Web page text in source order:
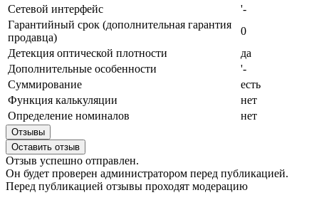
Сетевой интерфейс
'-
Гарантийный срок (дополнительная гарантия
продавца)
0
Детекция оптической плотности
да
Дополнительные особенности
'-
Суммирование
есть
Функция калькуляции
нет
Определение номиналов
нет
Отзывы
Оставить отзыв
Отзыв успешно отправлен.
Он будет проверен администратором перед публикацией.
Перед публикацией отзывы проходят модерацию